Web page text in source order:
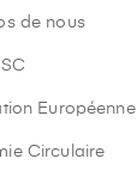
de nous
Européenne
Circulaire